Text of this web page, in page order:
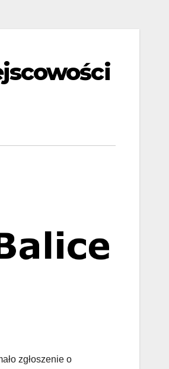
zgłoszenie o